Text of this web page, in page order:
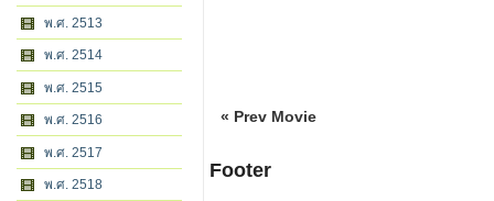
พ.ศ. 2513
พ.ศ. 2514
พ.ศ. 2515
พ.ศ. 2516
พ.ศ. 2517
พ.ศ. 2518
« Prev Movie
Footer